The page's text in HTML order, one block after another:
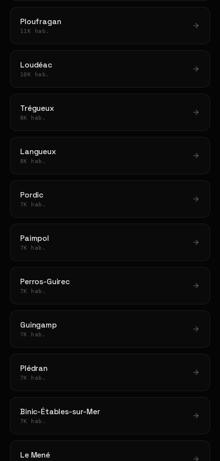
Ploufragan
11K hab.
Loudéac
10K hab.
Trégueux
8K hab.
Langueux
8K hab.
Pordic
7K hab.
Paimpol
7K hab.
Perros-Guirec
7K hab.
Guingamp
7K hab.
Plédran
7K hab.
Binic-Étables-sur-Mer
7K hab.
Le Mené